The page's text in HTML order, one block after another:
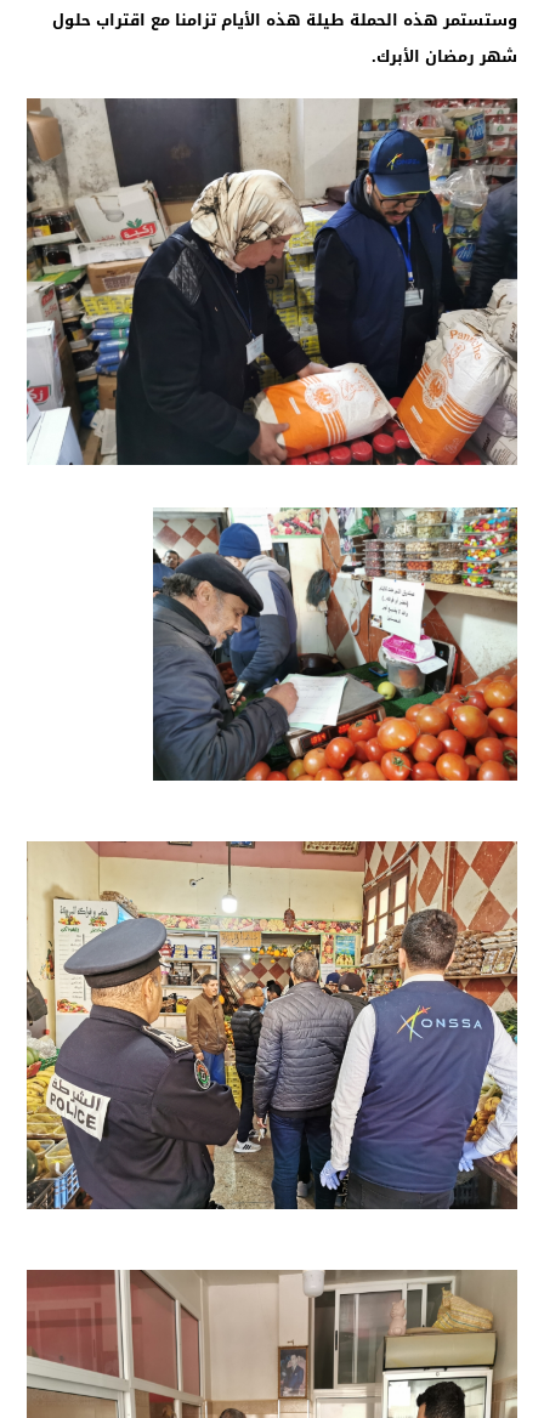
وستستمر هذه الحملة طيلة هذه الأيام تزامنا مع اقتراب حلول
شهر رمضان الأبرك.